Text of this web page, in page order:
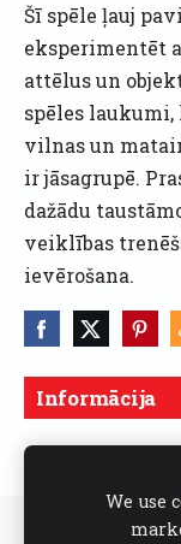
Informācija
Cenas norādītas
Šī spēle ļauj
eksperimentēt
attēlus un
spēles laukumi,
vilnas un
ir jāsagrupē.
dažādu
veiklības
ievērošana.
We use